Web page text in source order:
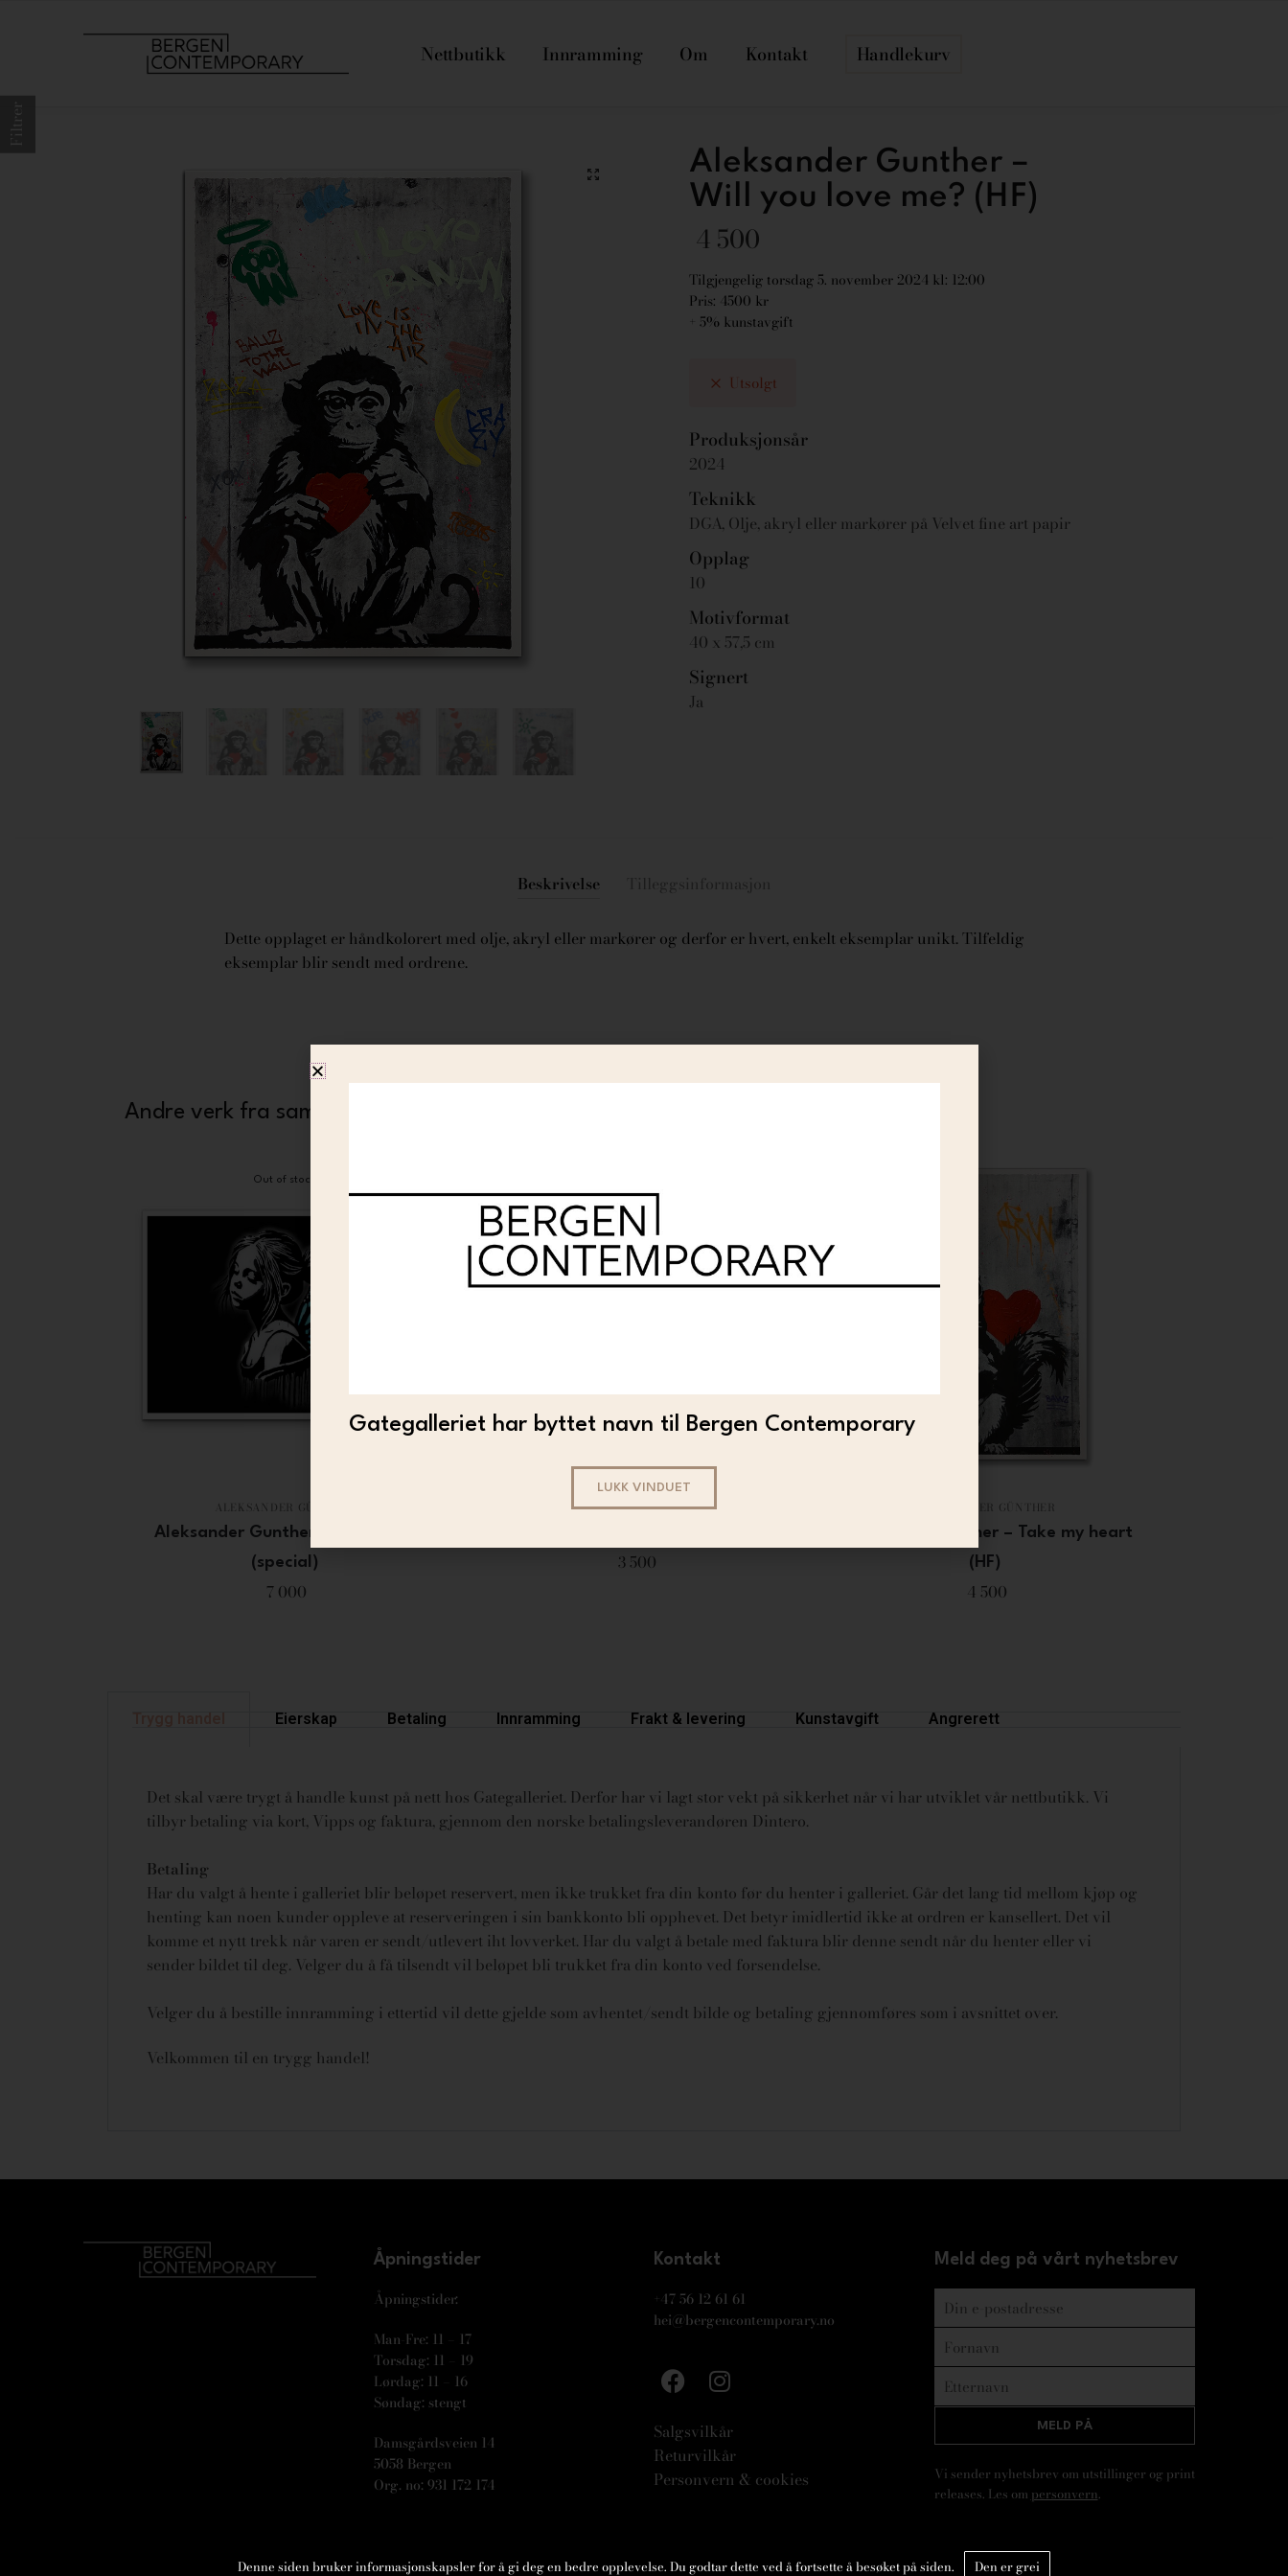
Nettbutikk Innramming Om Kontakt Handlekurv
Aleksander Gunther –
Will you love me? (HF)
4 500
Tilgjengelig torsdag 5. november 2024 kl: 12:00
Pris: 4500 kr
+ 5% kunstavgift
Utsolgt
Produksjonsår
2024
Teknikk
DGA, Olje, akryl eller markører på Velvet fine art papir
Opplag
10
Motivformat
40 x 57,5 cm
Signert
Ja
Beskrivelse Tilleggsinformasjon
Dette opplaget er håndkolorert med olje, akryl eller markører og derfor er hvert, enkelt eksemplar unikt. Tilfeldig
eksemplar blir sendt med ordrene.
Andre verk fra samme kunstner
Out of stock
ALEKSANDER GÜNTHER
Aleksander Gunther – Før ho flyr
(special)
7 000
ALEKSANDER GÜNTHER
3 500
ALEKSANDER GÜNTHER
Aleksander Gunther – Take my heart
(HF)
4 500
Eierskap Betaling Innramming Frakt & levering Kunstavgift Angrerett
Det skal være trygt å handle kunst på nett hos Gategalleriet. Derfor har vi lagt stor vekt på sikkerhet når vi har utviklet vår nettbutikk. Vi
tilbyr betaling via kort, Vipps og faktura, gjennom den norske betalingsleverandøren Dintero.
Betaling
Har du valgt å hente i galleriet blir beløpet reservert, men ikke trukket fra din konto før du henter i galleriet. Går det lang tid mellom kjøp og
henting kan noen kunder oppleve at reserveringen i sin bankkonto bli opphevet. Det betyr imidlertid ikke at ordren er kansellert. Det vil
komme et nytt trekk når varen er sendt/utlevert iht lovverket. Har du valgt å betale med faktura blir denne sendt når du henter eller vi
sender bildet til deg. Velger du å få tilsendt vil beløpet bli trukket fra din konto ved forsendelse.
Velger du å bestille innramming i ettertid vil dette gjelde som avhentet/sendt bilde og betaling gjennomføres som i avsnittet over.
Velkommen til en trygg handel!
Åpningstider
Åpningstider:
Man-Fre: 11 – 17
Torsdag: 11 – 19
Lørdag: 11 – 16
Søndag: stengt
Damsgårdsveien 14
5058 Bergen
Org. no: 931 172 174
Kontakt
+47 56 12 61 61
hei@bergencontemporary.no
Salgsvilkår
Returvilkår
Personvern & cookies
Meld deg på vårt nyhetsbrev
MELD PÅ
Vi sender nyhetsbrev om utstillinger og print
releases. Les om personvern.
Filtrer
Denne siden bruker informasjonskapsler for å gi deg en bedre opplevelse. Du godtar dette ved å fortsette å besøket på siden. Den er grei
Gategalleriet har byttet navn til Bergen Contemporary
LUKK VINDUET